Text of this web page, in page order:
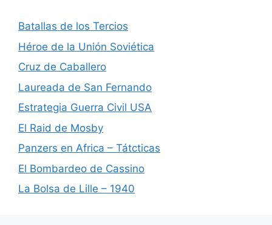
Batallas de los Tercios
Héroe de la Unión Soviética
Cruz de Caballero
Laureada de San Fernando
Estrategia Guerra Civil USA
El Raid de Mosby
Panzers en Africa – Tátcticas
El Bombardeo de Cassino
La Bolsa de Lille – 1940